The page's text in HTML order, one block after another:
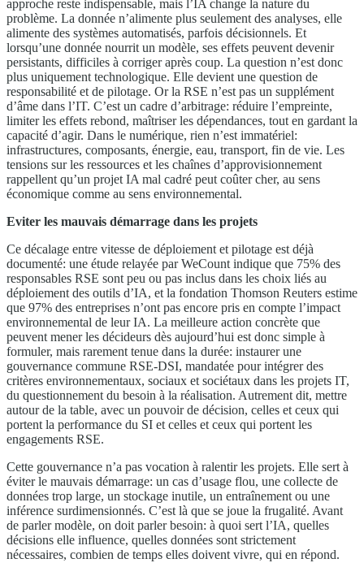
approche reste indispensable, mais l’IA change la nature du
problème. La donnée n’alimente plus seulement des analyses, elle
alimente des systèmes automatisés, parfois décisionnels. Et
lorsqu’une donnée nourrit un modèle, ses effets peuvent devenir
persistants, difficiles à corriger après coup. La question n’est donc
plus uniquement technologique. Elle devient une question de
responsabilité et de pilotage. Or la RSE n’est pas un supplément
d’âme dans l’IT. C’est un cadre d’arbitrage: réduire l’empreinte,
limiter les effets rebond, maîtriser les dépendances, tout en gardant la
capacité d’agir. Dans le numérique, rien n’est immatériel:
infrastructures, composants, énergie, eau, transport, fin de vie. Les
tensions sur les ressources et les chaînes d’approvisionnement
rappellent qu’un projet IA mal cadré peut coûter cher, au sens
économique comme au sens environnemental.
Eviter les mauvais démarrage dans les projets
Ce décalage entre vitesse de déploiement et pilotage est déjà
documenté: une étude relayée par WeCount indique que 75% des
responsables RSE sont peu ou pas inclus dans les choix liés au
déploiement des outils d’IA, et la fondation Thomson Reuters estime
que 97% des entreprises n’ont pas encore pris en compte l’impact
environnemental de leur IA. La meilleure action concrète que
peuvent mener les décideurs dès aujourd’hui est donc simple à
formuler, mais rarement tenue dans la durée: instaurer une
gouvernance commune RSE-DSI, mandatée pour intégrer des
critères environnementaux, sociaux et sociétaux dans les projets IT,
du questionnement du besoin à la réalisation. Autrement dit, mettre
autour de la table, avec un pouvoir de décision, celles et ceux qui
portent la performance du SI et celles et ceux qui portent les
engagements RSE.
Cette gouvernance n’a pas vocation à ralentir les projets. Elle sert à
éviter le mauvais démarrage: un cas d’usage flou, une collecte de
données trop large, un stockage inutile, un entraînement ou une
inférence surdimensionnés. C’est là que se joue la frugalité. Avant
de parler modèle, on doit parler besoin: à quoi sert l’IA, quelles
décisions elle influence, quelles données sont strictement
nécessaires, combien de temps elles doivent vivre, qui en répond.